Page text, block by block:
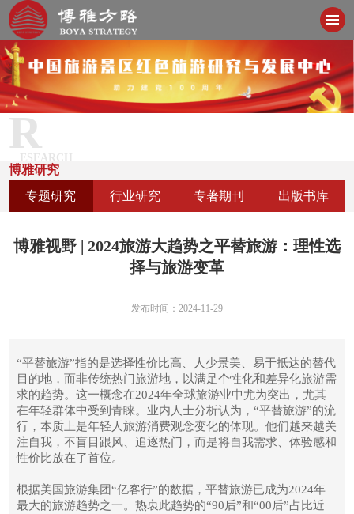
R
ESEARCH
博雅研究
专题研究
行业研究 专著期刊 出版书库
博雅视野 | 2024旅游大趋势之平替旅游：理性选
择与旅游变革
发布时间：2024-11-29
“平替旅游”指的是选择性价比高、人少景美、易于抵达的替代
目的地，而非传统热门旅游地，以满足个性化和差异化旅游需
求的趋势。这一概念在2024年全球旅游业中尤为突出，尤其
在年轻群体中受到青睐。业内人士分析认为，“平替旅游”的流
行，本质上是年轻人旅游消费观念变化的体现。他们越来越关
注自我，不盲目跟风、追逐热门，而是将自我需求、体验感和
性价比放在了首位。
根据美国旅游集团“亿客行”的数据，平替旅游已成为2024年
最大的旅游趋势之一。热衷此趋势的“90后”和“00后”占比近